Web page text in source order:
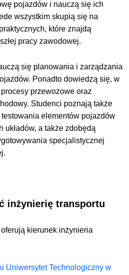
pojazdów i nauczą się ich
wszystkim skupią się na
które znajdą
pracy zawodowej.
się planowania i zarządzania
Ponadto dowiedzą się, w
przewozowe oraz
Studenci poznają także
elementów pojazdów
układów, a także zdobędą
specjalistycznej
inżynierię transportu
kierunek inżynieria
Uniwersytet Technologiczny w